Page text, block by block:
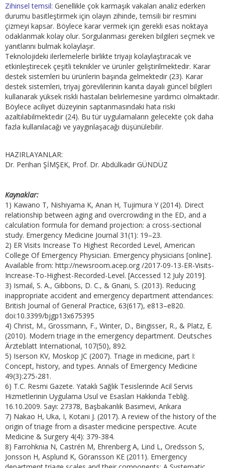
Zihinsel temsil: Genellikle çok karmaşık vakaları analiz ederken
durumu basitleştirmek için olayın zihinde, temsili bir resmini
çizmeyi kapsar. Böylece karar vermek için gerekli esas noktaya
odaklanmak kolay olur. Sorgulanması gereken bilgileri seçmek ve
yanıtlarını bulmak kolaylaşır.
Teknolojideki ilerlemelerle birlikte triyajı kolaylaştıracak ve
etkinleştirecek çeşitli teknikler ve ürünler geliştirilmektedir. Karar
destek sistemleri bu ürünlerin başında gelmektedir (23). Karar
destek sistemleri, triyaj görevlilerinin kanıta dayalı güncel bilgileri
kullanarak yüksek riskli hastaları belirlemesine yardımcı olmaktadır.
Böylece aciliyet düzeyinin saptanmasındaki hata riski
azaltılabilmektedir (24). Bu tür uygulamaların gelecekte çok daha
fazla kullanılacağı ve yaygınlaşacağı düşünülebilir.
HAZIRLAYANLAR:
Dr. Perihan ŞİMŞEK, Prof. Dr. Abdülkadir GÜNDÜZ
Kaynaklar:
1) Kawano T, Nishiyama K, Anan H, Tujimura Y (2014). Direct
relationship between aging and overcrowding in the ED, and a
calculation formula for demand projection: a cross-sectional
study. Emergency Medicine Journal 31(1): 19–23.
2) ER Visits Increase To Highest Recorded Level, American
College Of Emergency Physician. Emergency physicians [online].
Available from: http://newsroom.acep.org /2017-09-13-ER-Visits-
Increase-To-Highest-Recorded-Level. [Accessed 12 July 2019].
3) Ismail, S. A., Gibbons, D. C., & Gnani, S. (2013). Reducing
inappropriate accident and emergency department attendances:
British Journal of General Practice, 63(617), e813–e820.
doi:10.3399/bjgp13x675395
4) Christ, M., Grossmann, F., Winter, D., Bingisser, R., & Platz, E.
(2010). Modern triage in the emergency department. Deutsches
Ärzteblatt International, 107(50), 892.
5) Iserson KV, Moskop JC (2007). Triage in medicine, part I:
Concept, history, and types. Annals of Emergency Medicine
49(3):275-281.
6) T.C. Resmi Gazete. Yataklı Sağlık Tesislerinde Acil Servis
Hizmetlerinin Uygulama Usul ve Esasları Hakkında Tebliğ.
16.10.2009. Sayı: 27378, Başbakanlık Basımevi, Ankara
7) Nakao H, Uka, I, Kotani J. (2017). A review of the history of the
origin of triage from a disaster medicine perspective. Acute
Medicine & Surgery 4(4): 379-384.
8) Farrohknia N, Castrén M, Ehrenberg A, Lind L, Oredsson S,
Jonsson H, Asplund K, Göransson KE (2011). Emergency